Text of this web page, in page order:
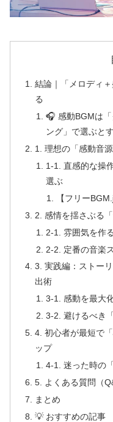
結論｜「メロディ
る
🎧 感動BGMは
ング」で選ぶと
1. 理想の「感動音
1-1. 直感的な操
選ぶ
【フリー
2. 感情を揺さぶる
2-1. 雰囲気を作
2-2. 定番の音楽
3. 実践編：ストー
出術
3-1. 感動を最大
3-2. 避けるべき
4. 初心者が最短で
ップ
4-1. 迷った時の
5. よくある質問（
まとめ
💡 おすすめの記事